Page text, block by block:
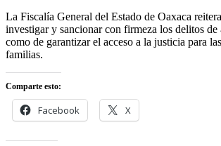
La Fiscalía General del Estado de Oaxaca
investigar y sancionar con firmeza los delitos de
como de garantizar el acceso a la justicia para
familias.
Comparte esto:
Facebook X